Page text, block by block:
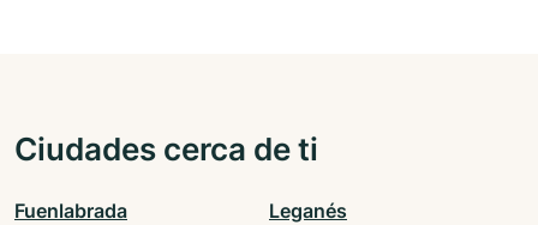
Ciudades cerca de ti
Fuenlabrada Leganés